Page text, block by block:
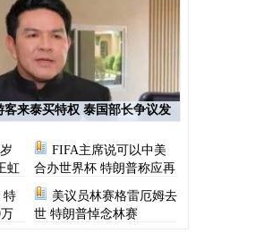
来泰买特权 泰国部长争议发
虹
FIFA主席说可以中美
合办世界杯 特朗普称应再
次选择美国办世界杯
特
美议员林赛格雷厄姆去
世 特朗普悼念林赛